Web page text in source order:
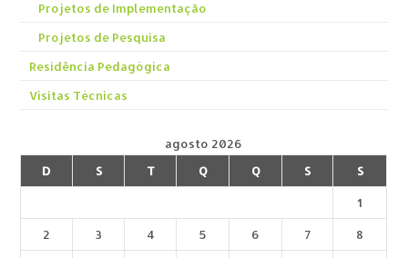
Projetos de Implementação
Projetos de Pesquisa
Residência Pedagógica
Visitas Técnicas
agosto 2026
D
S T Q Q S S
1
2 3 4 5 6 7 8